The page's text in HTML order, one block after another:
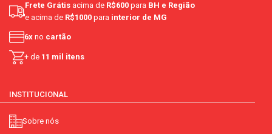
Frete Grátis acima de R$600 para BH e Região
e acima de R$1000 para interior de MG
6x no cartão
+ de 11 mil itens
INSTITUCIONAL
Sobre nós